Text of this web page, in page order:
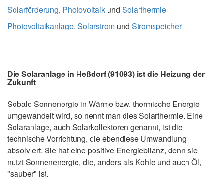
Solarförderung, Photovoltaik und Solarthermie
Photovoltaikanlage, Solarstrom und Stromspeicher
Die Solaranlage in Heßdorf (91093) ist die Heizung der
Zukunft
Sobald Sonnenergie in Wärme bzw. thermische Energie
umgewandelt wird, so nennt man dies Solarthermie. Eine
Solaranlage, auch Solarkollektoren genannt, ist die
technische Vorrichtung, die ebendiese Umwandlung
absolviert. Sie hat eine positive Energiebilanz, denn sie
nutzt Sonnenenergie, die, anders als Kohle und auch Öl,
"sauber" ist.